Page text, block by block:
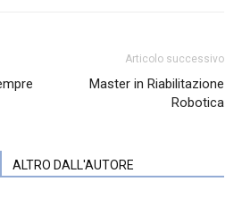
Articolo successivo
Master in Riabilitazione
Robotica
ALTRO DALL'AUTORE